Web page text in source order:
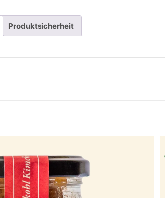
Produktsicherheit